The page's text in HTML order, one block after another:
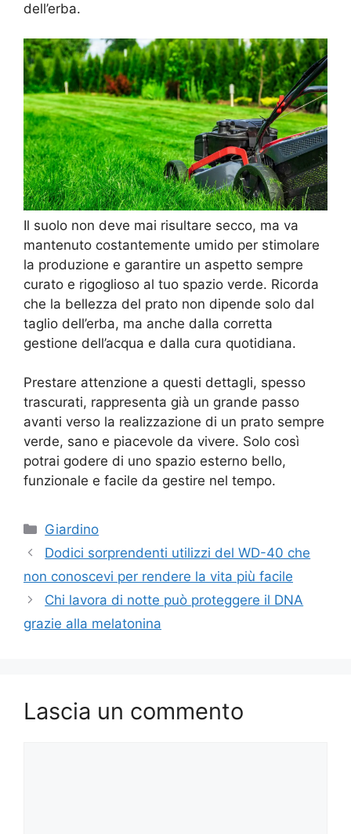
dell’erba.
Il suolo non deve mai risultare secco, ma va
mantenuto costantemente umido per stimolare
la produzione e garantire un aspetto sempre
curato e rigoglioso al tuo spazio verde. Ricorda
che la bellezza del prato non dipende solo dal
taglio dell’erba, ma anche dalla corretta
gestione dell’acqua e dalla cura quotidiana.
Prestare attenzione a questi dettagli, spesso
trascurati, rappresenta già un grande passo
avanti verso la realizzazione di un prato sempre
verde, sano e piacevole da vivere. Solo così
potrai godere di uno spazio esterno bello,
funzionale e facile da gestire nel tempo.
Categorie
Giardino
Dodici sorprendenti utilizzi del WD-40 che
non conoscevi per rendere la vita più facile
Chi lavora di notte può proteggere il DNA
grazie alla melatonina
Lascia un commento